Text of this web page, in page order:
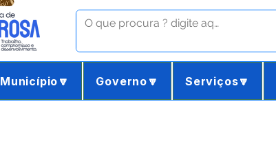
Município🔽 Governo🔽 Serviços🔽